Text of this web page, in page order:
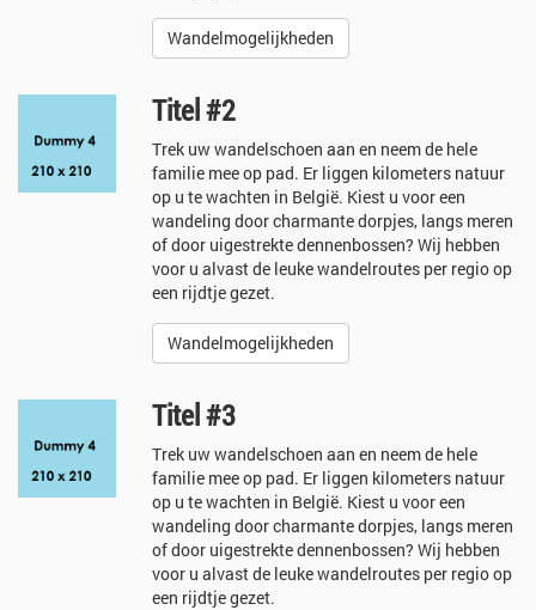
Wandelmogelijkheden
Titel #2
Trek uw wandelschoen aan en neem de hele
familie mee op pad. Er liggen kilometers natuur
op u te wachten in België. Kiest u voor een
wandeling door charmante dorpjes, langs meren
of door uigestrekte dennenbossen? Wij hebben
voor u alvast de leuke wandelroutes per regio op
een rijdtje gezet.
Wandelmogelijkheden
Titel #3
Trek uw wandelschoen aan en neem de hele
familie mee op pad. Er liggen kilometers natuur
op u te wachten in België. Kiest u voor een
wandeling door charmante dorpjes, langs meren
of door uigestrekte dennenbossen? Wij hebben
voor u alvast de leuke wandelroutes per regio op
een rijdtje gezet.